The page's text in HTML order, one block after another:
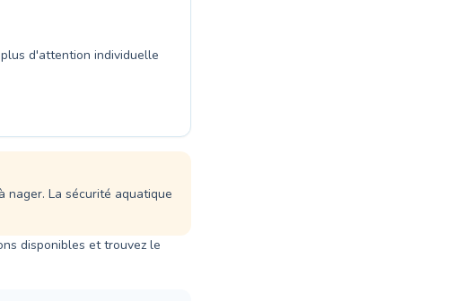
d'attention individuelle
nager. La sécurité aquatique
disponibles et trouvez le